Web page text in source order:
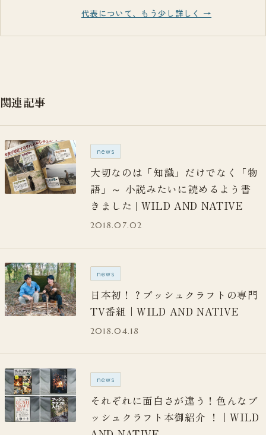
代表について、もう少し詳しく →
関連記事
news
大切なのは「知識」だけでなく「物
語」～ 小説みたいに読めるよう書
きました | WILD AND NATIVE
2018.07.02
news
日本初！？ブッシュクラフトの専門
TV番組｜WILD AND NATIVE
2018.04.18
news
それぞれに面白さが違う！色んなブ
ッシュクラフト本御紹介 ！｜WILD